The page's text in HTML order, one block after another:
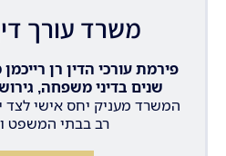
משרד עורך
שנים בדיני משפחה,
המשרד מעניק יחס אישי לצד
רב בבתי המשפט